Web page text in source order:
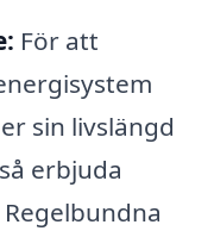
För att
sin livslängd
erbjuda